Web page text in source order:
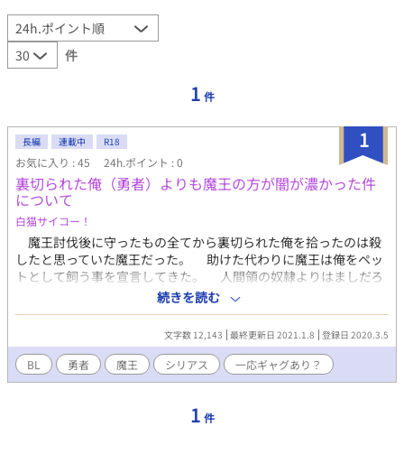
件
1 件
1
長編 連載中 R18
お気に入り : 45 24h.ポイント : 0
裏切られた俺（勇者）よりも魔王の方が闇が濃かった件
について
白猫サイコー！
魔王討伐後に守ったもの全てから裏切られた俺を拾ったのは殺
したと思っていた魔王だった。 助けた代わりに魔王は俺をペッ
トとして飼う事を宣言してきた。 人間領の奴隷よりはましだろ
うと開き直るも長命すぎて暇を持て余す魔王に振り回されること
になった。 しかも、最強完璧魔王様には常識が存在していなか
ったと言う欠点があったし何故か俺よりも悲惨なことがありすぎ
て俺に起きたことがバカらしく思う事もあるし。 まあ、いろい
ろ文句はあるが飼われている身としては放っておくこともできな
いだろ！ 何だかんだで優しい勇者×天才とバカが同居している魔
う言っているだけで普通に快適な生活を勇者は送っています。
続きを読む
文字数 12,143 最終更新日 2021.1.8 登録日 2020.3.5
BL 勇者 魔王 シリアス 一応ギャグあり？
1 件